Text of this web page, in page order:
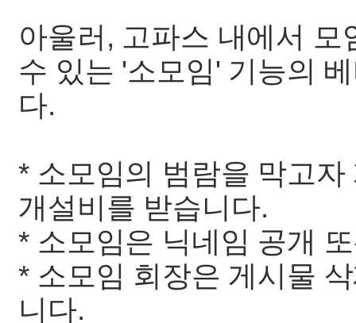
아울러, 고파스 내에서
수 있는 '소모임' 기능의
다.
* 소모임의 범람을 막고
개설비를 받습니다.
* 소모임은 닉네임 공개
* 소모임 회장은 게시물
니다.